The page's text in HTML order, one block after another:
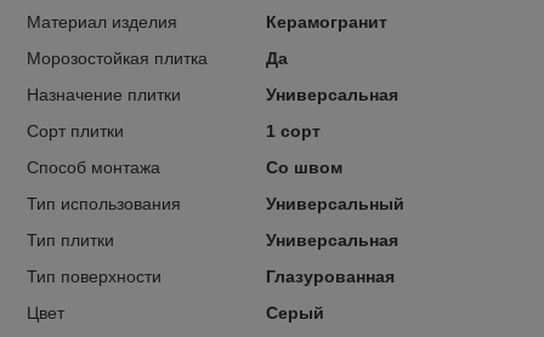
Материал изделия
Керамогранит
Морозостойкая плитка
Да
Назначение плитки
Универсальная
Сорт плитки
1 сорт
Способ монтажа
Со швом
Тип использования
Универсальный
Тип плитки
Универсальная
Тип поверхности
Глазурованная
Цвет
Серый